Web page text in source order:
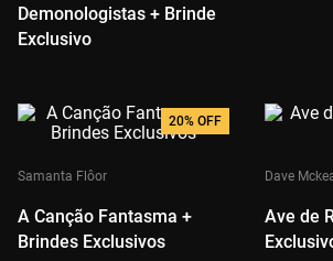
Demonologistas + Brinde
Exclusivo
Samanta Flôor
A Canção Fantasma +
Brindes Exclusivos
20% OFF
Dave
Ave de